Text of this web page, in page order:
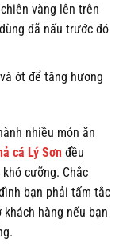
vàng lên trên
đã nấu trước đó
ớt để tăng hương
nhiều món ăn
cá Lý Sơn đều
cưỡng. Chắc
bạn phải tấm tắc
hàng nếu bạn